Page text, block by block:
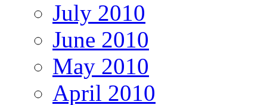
July 2010
June 2010
May 2010
April 2010